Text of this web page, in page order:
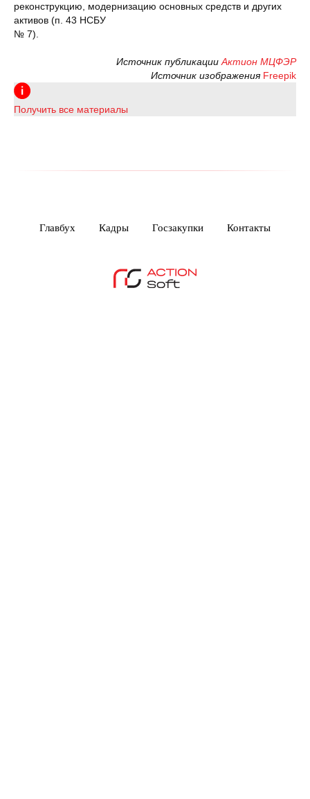
реконструкцию, модернизацию основных средств и других
активов (п. 43 НСБУ
№ 7).
Источник публикации Актион МЦФЭР
Источник изображения Freepik
Получить все материалы
Главбух Кадры Госзакупки Контакты